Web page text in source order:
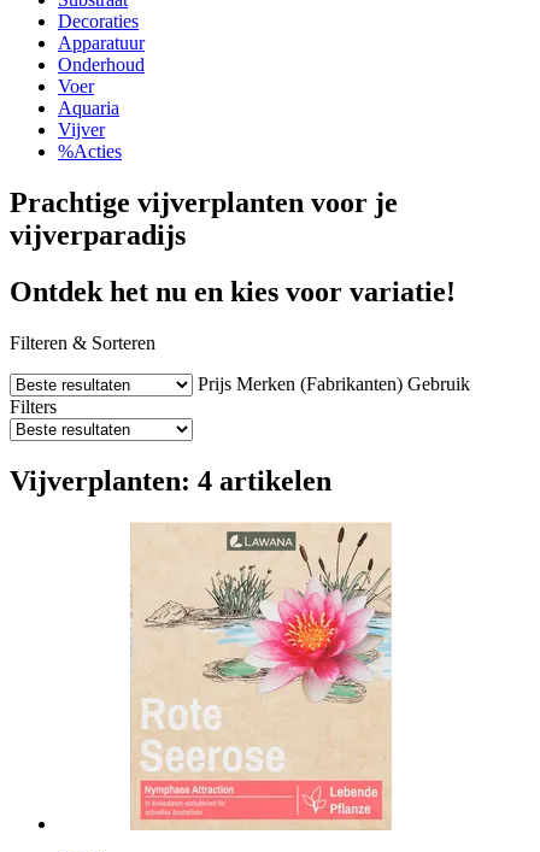
Decoraties
Apparatuur
Onderhoud
Voer
Aquaria
Vijver
%Acties
Prachtige vijverplanten voor je
vijverparadijs
Ontdek het nu en kies voor variatie!
Filteren & Sorteren
Prijs Merken (Fabrikanten) Gebruik
Filters
Vijverplanten: 4 artikelen